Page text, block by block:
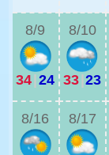
8/9
34|24
8/10
33|23
8/16 8/17